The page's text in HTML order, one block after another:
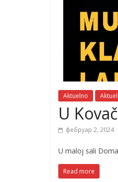
Aktuelno
U
фебруар 2, 2024
U maloj sali
Read more